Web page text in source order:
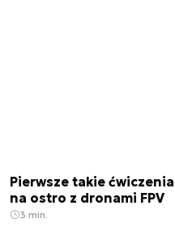
Pierwsze takie
na ostro z dronami FPV
3 min.